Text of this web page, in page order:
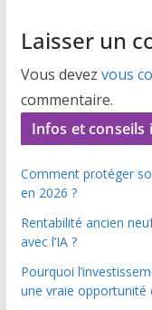
Laisser un
Vous devez vous
commentaire.
Infos et conseils
Comment protéger
en 2026 ?
Rentabilité ancien
avec l’IA ?
Pourquoi
une vraie opportunité